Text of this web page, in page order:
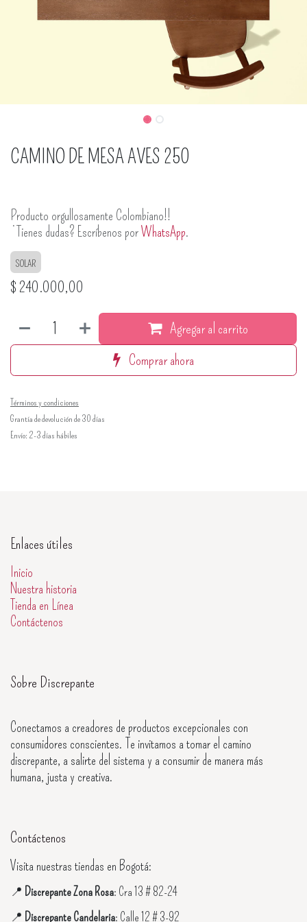
CAMINO DE MESA AVES 250
Producto orgullosamente Colombiano!!
¿Tienes dudas? Escríbenos porWhatsApp.
SOLAR
$ 240.000,00
Agregar al carrito
Comprar ahora
Términos y condiciones
Grantía de devolución de 30 días
Envío: 2-3 días hábiles
Enlaces útiles
Inicio
Nuestra historia
Tienda en Línea
Contáctenos
Sobre Discrepante
Conectamos a creadores de productos excepcionales con
consumidores conscientes. Te invitamos a tomar el camino
discrepante, a salirte del sistema y a consumir de manera más
humana, justa y creativa.
Contáctenos
Visita nuestras tiendas en Bogotá:
📍 Discrepante Zona Rosa: Cra 13 # 82-24
📍 Discrepante Candelaria: Calle 12 # 3-92